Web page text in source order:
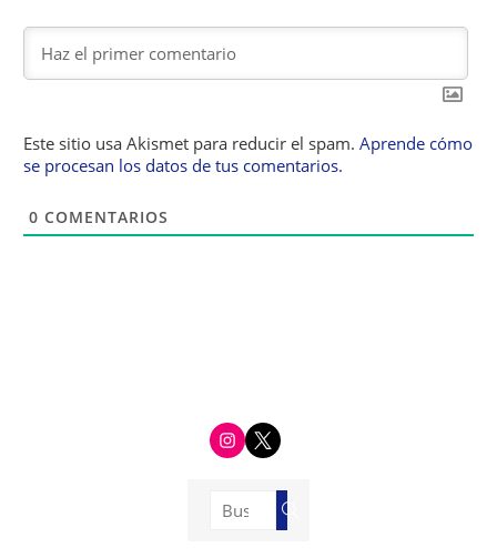
Este sitio usa Akismet para reducir el spam. Aprende cómo
se procesan los datos de tus comentarios.
0 COMENTARIOS
i
n
s
r
t
w
i
Buscar:
Buscar